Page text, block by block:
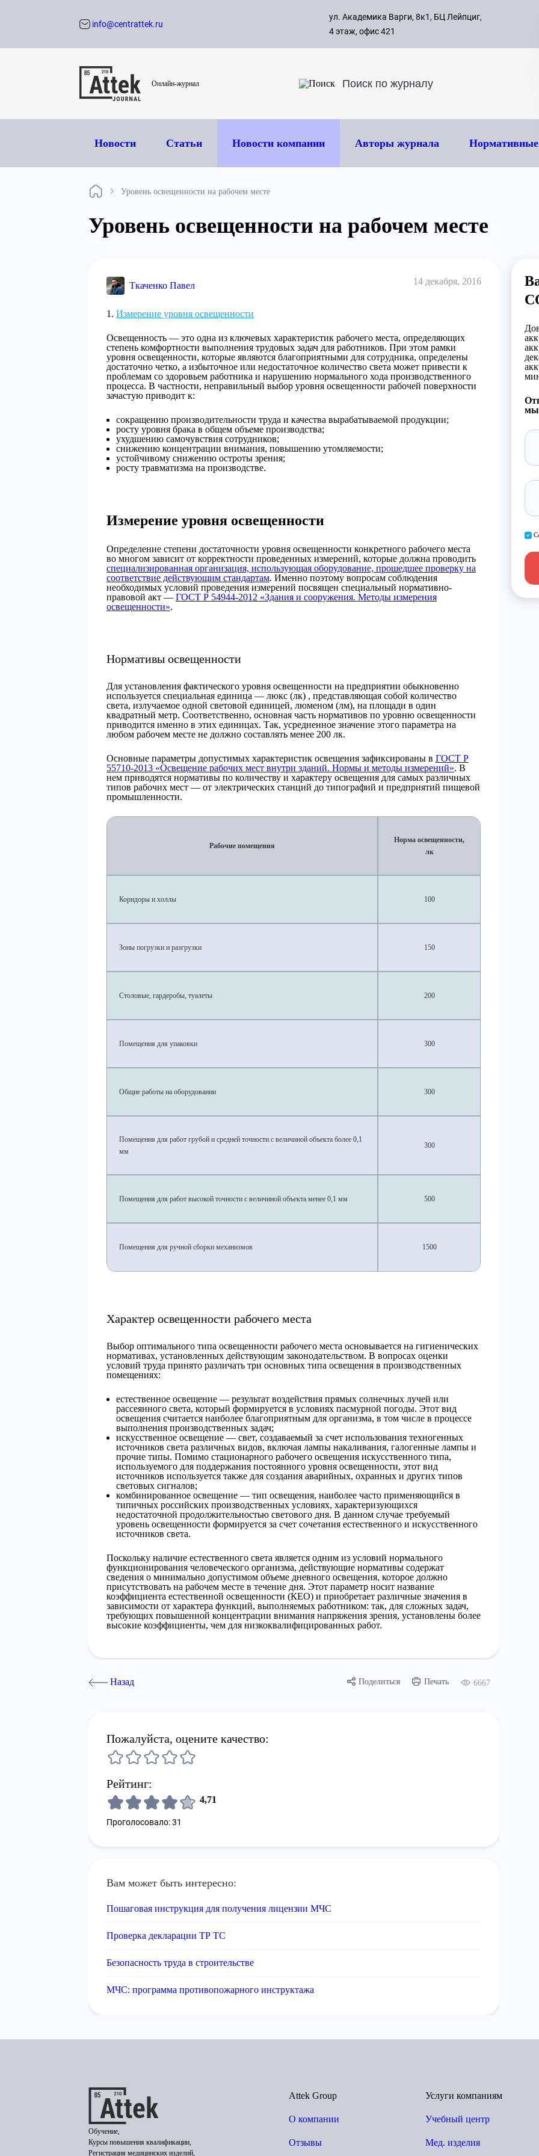
с 09:00
8 495
info@centrattek.ru
ул. Академика Варги, 8к1, БЦ Лейпциг,
4 этаж, офис 421
Онлайн-журнал
Новости Статьи Новости компании Авторы журнала
Уровень освещенности на рабочем месте
Уровень освещенности на рабочем месте
Ткаченко Павел 14 декабря, 2016
Измерение уровня освещенности
Освещенность — это одна из ключевых характеристик рабочего места, определяющих
степень комфортности выполнения трудовых задач для работников. При этом рамки
уровня освещенности, которые являются благоприятными для сотрудника, определены
достаточно четко, а избыточное или недостаточное количество света может привести к
проблемам со здоровьем работника и нарушению нормального хода производственного
процесса. В частности, неправильный выбор уровня освещенности рабочей поверхности
зачастую приводит к:
сокращению производительности труда и качества вырабатываемой продукции;
росту уровня брака в общем объеме производства;
ухудшению самочувствия сотрудников;
снижению концентрации внимания, повышению утомляемости;
устойчивому снижению остроты зрения;
росту травматизма на производстве.
Измерение уровня освещенности
Определение степени достаточности уровня освещенности конкретного рабочего места
во многом зависит от корректности проведенных измерений, которые должна проводить
специализированная организация, использующая оборудование, прошедшее проверку на
соответствие действующим стандартам. Именно поэтому вопросам соблюдения
необходимых условий проведения измерений посвящен специальный нормативно-
правовой акт — ГОСТ Р 54944-2012 «Здания и сооружения. Методы измерения
освещенности».
Нормативы освещенности
Для установления фактического уровня освещенности на предприятии обыкновенно
используется специальная единица — люкс (лк) , представляющая собой количество
света, излучаемое одной световой единицей, люменом (лм), на площади в один
квадратный метр. Соответственно, основная часть нормативов по уровню освещенности
приводится именно в этих единицах. Так, усредненное значение этого параметра на
любом рабочем месте не должно составлять менее 200 лк.
Основные параметры допустимых характеристик освещения зафиксированы в ГОСТ Р
55710-2013 «Освещение рабочих мест внутри зданий. Нормы и методы измерений». В
нем приводятся нормативы по количеству и характеру освещения для самых различных
типов рабочих мест — от электрических станций до типографий и предприятий пищевой
промышленности.
Рабочие помещения
Норма освещенности,
лк
Коридоры и холлы 100
Зоны погрузки и разгрузки 150
Столовые, гардеробы, туалеты 200
Помещения для упаковки 300
Общие работы на оборудовании 300
Помещения для работ грубой и средней точности с величиной объекта более 0,1
мм
300
Помещения для работ высокой точности с величиной объекта менее 0,1 мм 500
Помещения для ручной сборки механизмов 1500
Характер освещенности рабочего места
Выбор оптимального типа освещенности рабочего места основывается на гигиенических
нормативах, установленных действующим законодательством. В вопросах оценки
условий труда принято различать три основных типа освещения в производственных
помещениях:
естественное освещение — результат воздействия прямых солнечных лучей или
рассеянного света, который формируется в условиях пасмурной погоды. Этот вид
освещения считается наиболее благоприятным для организма, в том числе в процессе
выполнения производственных задач;
искусственное освещение — свет, создаваемый за счет использования техногенных
источников света различных видов, включая лампы накаливания, галогенные лампы и
прочие типы. Помимо стационарного рабочего освещения искусственного типа,
используемого для поддержания постоянного уровня освещенности, этот вид
источников используется также для создания аварийных, охранных и других типов
световых сигналов;
комбинированное освещение — тип освещения, наиболее часто применяющийся в
типичных российских производственных условиях, характеризующихся
недостаточной продолжительностью светового дня. В данном случае требуемый
уровень освещенности формируется за счет сочетания естественного и искусственного
источников света.
Поскольку наличие естественного света является одним из условий нормального
функционирования человеческого организма, действующие нормативы содержат
сведения о минимально допустимом объеме дневного освещения, которое должно
присутствовать на рабочем месте в течение дня. Этот параметр носит название
коэффициента естественной освещенности (КЕО) и приобретает различные значения в
зависимости от характера функций, выполняемых работником: так, для сложных задач,
требующих повышенной концентрации внимания напряжения зрения, установлены более
высокие коэффициенты, чем для низкоквалифицированных работ.
Назад Поделиться Печать 6667
Пожалуйста, оцените качество:
Рейтинг:
4,71
Проголосовало: 31
Вам может быть интересно:
Пошаговая инструкция для получения лицензии МЧС
Проверка декларации ТР ТС
Безопасность труда в строительстве
МЧС: программа противопожарного инструктажа
мы
Обучение,
Курсы повышения квалификации,
Регистрация медицинских изделий,
Attek Group
О компании
Отзывы
Услуги компаниям
Учебный центр
Мед. изделия